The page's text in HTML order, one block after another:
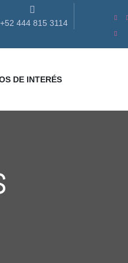
+52 444 815 3114
DE INTERÉS